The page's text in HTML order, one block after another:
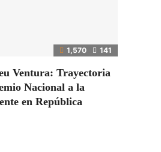
1,570 141
Ventura: Trayectoria
Nacional a la
en República